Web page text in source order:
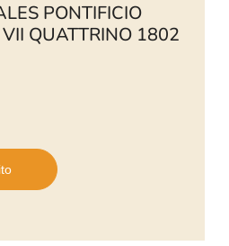
PONTIFICIO
QUATTRINO 1802